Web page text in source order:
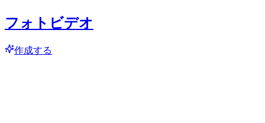
フォトビデオ
作成する